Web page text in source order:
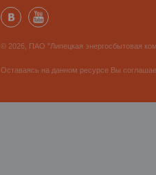
© 2026, ПАО "Липецкая энергосбытовая
Оставаясь на данном ресурсе Вы